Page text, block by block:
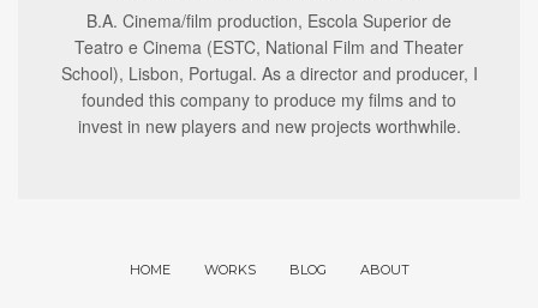
B.A. Cinema/film production, Escola Superior de
Teatro e Cinema (ESTC, National Film and Theater
School), Lisbon, Portugal. As a director and producer, I
founded this company to produce my films and to
invest in new players and new projects worthwhile.
HOME WORKS BLOG ABOUT